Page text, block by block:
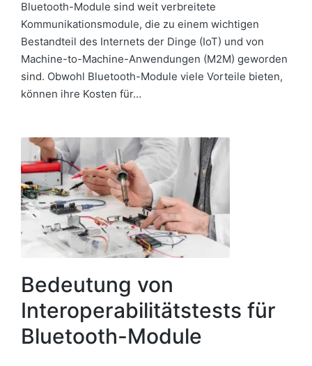
Bluetooth-Module sind weit verbreitete
Kommunikationsmodule, die zu einem wichtigen
Bestandteil des Internets der Dinge (IoT) und von
Machine-to-Machine-Anwendungen (M2M) geworden
sind. Obwohl Bluetooth-Module viele Vorteile bieten,
können ihre Kosten für…
Bedeutung von
Interoperabilitätstests für
Bluetooth-Module